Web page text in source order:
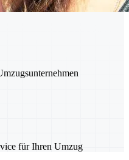
für Ihren Umzug